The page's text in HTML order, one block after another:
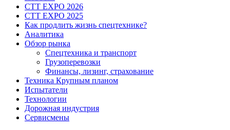
CTT EXPO 2026
CTT EXPO 2025
Как продлить жизнь спецтехнике?
Аналитика
Обзор рынка
Спецтехника и транспорт
Грузоперевозки
Финансы, лизинг, страхование
Техника Крупным планом
Испытатели
Технологии
Дорожная индустрия
Сервисмены